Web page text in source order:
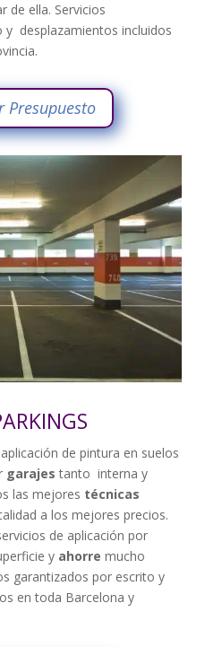
de ella. Servicios
y desplazamientos incluidos
Presupuesto
de pintura en suelos
garajes tanto interna y
las mejores técnicas
a los mejores precios.
de aplicación por
y ahorre mucho
garantizados por escrito y
en toda Barcelona y